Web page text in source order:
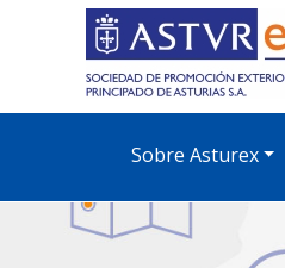
Sobre Asturex